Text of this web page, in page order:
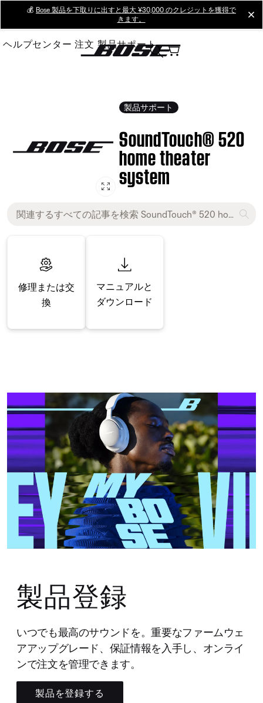
Main
💰 Bose 製品を下取りに出すと最大 ¥30,000 のクレジットを獲得で
きます。
ヘルプセンター 注文 製品サポート
製品サポート
SoundTouch® 520
home theater
system
修理または交
換
マニュアルと
ダウンロード
製品登録
いつでも最高のサウンドを。重要なファームウェ
アアップグレード、保証情報を入手し、オンライ
ンで注文を管理できます。
製品を登録する